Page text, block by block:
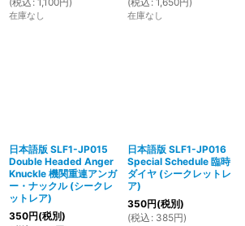
在庫なし 在庫なし
日本語版 SLF1-JP015
Double Headed Anger
Knuckle 機関重連アンガ
ー・ナックル (シークレ
ットレア)
350円(税別)
日本語版 SLF1-JP016
Special Schedule 臨時
ダイヤ (シークレットレ
ア)
350円(税別)
(税込 : 385円)